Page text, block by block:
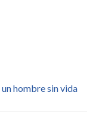
hombre sin vida